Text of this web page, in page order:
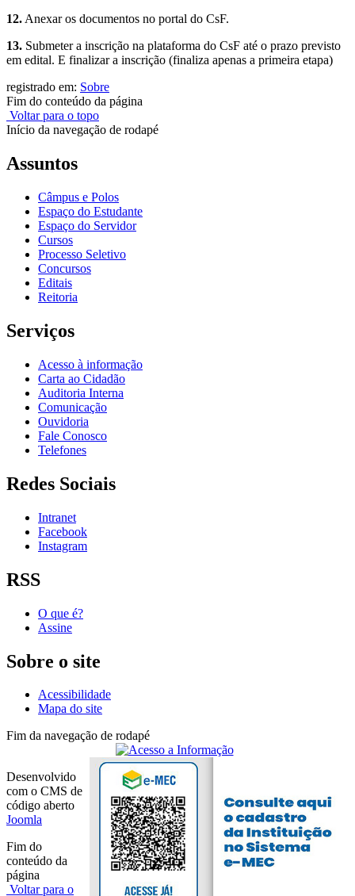
12. Anexar os documentos no portal do CsF.
13. Submeter a inscrição na plataforma do CsF até o prazo previsto
em edital. E finalizar a inscrição (finaliza apenas a primeira etapa)
registrado em: Sobre
Fim do conteúdo da página
Voltar para o topo
Início da navegação de rodapé
Assuntos
Câmpus e Polos
Espaço do Estudante
Espaço do Servidor
Cursos
Processo Seletivo
Concursos
Editais
Reitoria
Serviços
Acesso à informação
Carta ao Cidadão
Auditoria Interna
Comunicação
Ouvidoria
Fale Conosco
Telefones
Redes Sociais
Intranet
Facebook
Instagram
RSS
O que é?
Assine
Sobre o site
Acessibilidade
Mapa do site
Fim da navegação de rodapé
Desenvolvido
com o CMS de
código aberto
Joomla
Fim do
conteúdo da
página
Voltar para o